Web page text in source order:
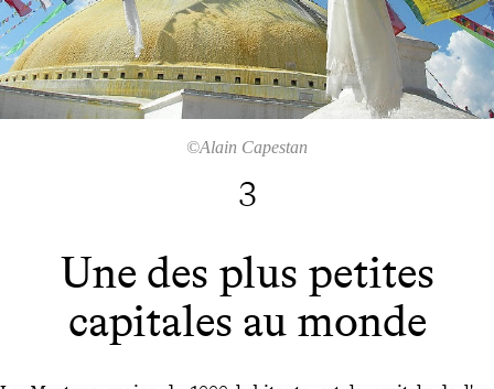
©Alain Capestan
3
Une des plus petites
capitales au monde